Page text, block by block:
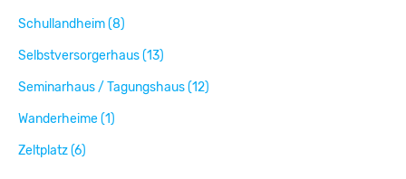
Schullandheim (8)
Selbstversorgerhaus (13)
Seminarhaus / Tagungshaus (12)
Wanderheime (1)
Zeltplatz (6)